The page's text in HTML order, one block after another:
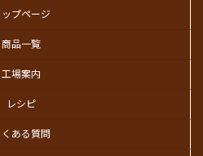
ップページ
商品一覧
工場案内
レシピ
くある質問